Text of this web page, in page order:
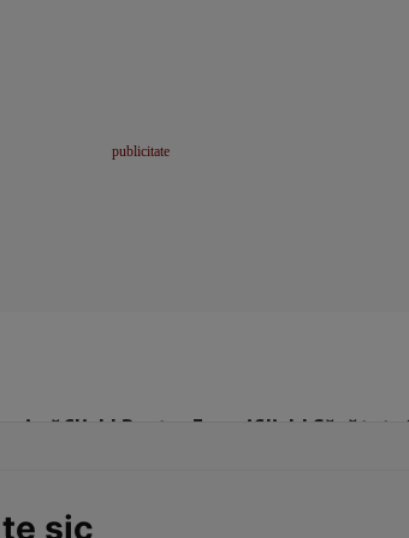
viațăClick! Pentru FemeiClick! Sănătate
şic